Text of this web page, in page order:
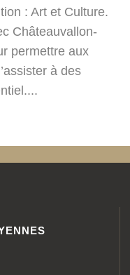
: Art et Culture.
Châteauvallon-
permettre aux
à des